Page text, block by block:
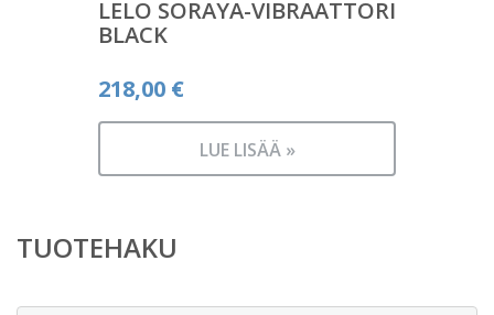
LELO SORAYA-VIBRAATTORI
BLACK
218,00 €
LUE LISÄÄ »
TUOTEHAKU